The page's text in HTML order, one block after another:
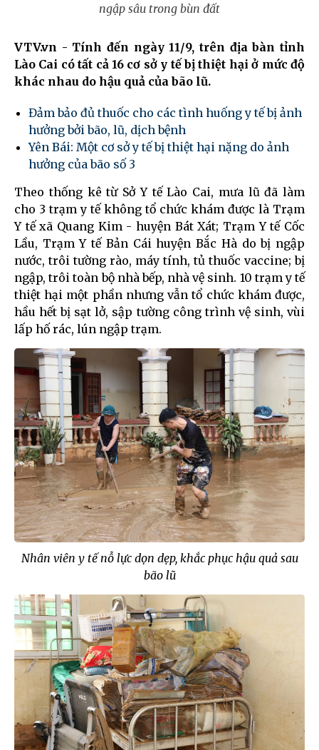
ngập sâu trong bùn đất
VTV.vn - Tính đến ngày 11/9, trên địa bàn tỉnh
Lào Cai có tất cả 16 cơ sở y tế bị thiệt hại ở mức độ
khác nhau do hậu quả của bão lũ.
Đảm bảo đủ thuốc cho các tình huống y tế bị ảnh
hưởng bởi bão, lũ, dịch bệnh
Yên Bái: Một cơ sở y tế bị thiệt hại nặng do ảnh
hưởng của bão số 3
Theo thống kê từ Sở Y tế Lào Cai, mưa lũ đã làm
cho 3 trạm y tế không tổ chức khám được là Trạm
Y tế xã Quang Kim - huyện Bát Xát; Trạm Y tế Cốc
Lầu, Trạm Y tế Bản Cái huyện Bắc Hà do bị ngập
nước, trôi tường rào, máy tính, tủ thuốc vaccine; bị
ngập, trôi toàn bộ nhà bếp, nhà vệ sinh. 10 trạm y tế
thiệt hại một phần nhưng vẫn tổ chức khám được,
hầu hết bị sạt lở, sập tường công trình vệ sinh, vùi
lấp hố rác, lún ngập trạm.
Nhân viên y tế nỗ lực dọn dẹp, khắc phục hậu quả sau
bão lũ